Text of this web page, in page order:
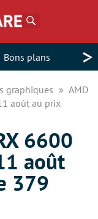
Bons plans >
graphiques
AMD
août au prix
6600
août
379